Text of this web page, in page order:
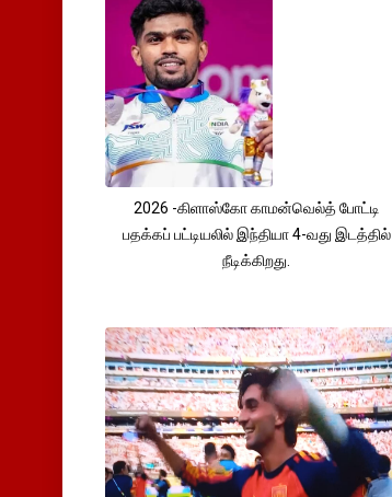
2026 -கிளாஸ்கோ காமன்வெல்த் போட்டி
பதக்கப் பட்டியலில் இந்தியா 4-வது இடத்தில்
நீடிக்கிறது.